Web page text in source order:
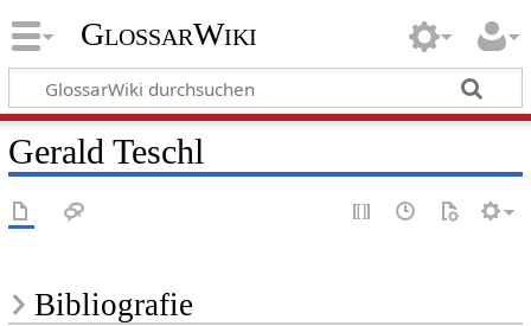
GlossarWiki
Gerald Teschl
Bibliografie